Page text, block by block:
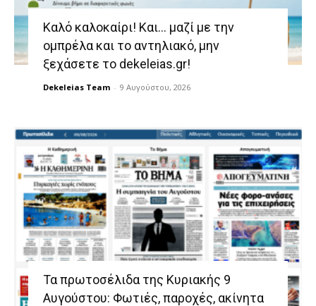
Καλό καλοκαίρι! Και… μαζί με την
ομπρέλα και το αντηλιακό, μην
ξεχάσετε το dekeleias.gr!
Dekeleias Team - 9 Αυγούστου, 2026
Τα πρωτοσέλιδα της Κυριακής 9
Αυγούστου: Φωτιές, παροχές, ακίνητα